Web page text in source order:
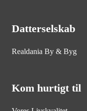
Datterselskab
Realdania By & Byg
Kom hurtigt til